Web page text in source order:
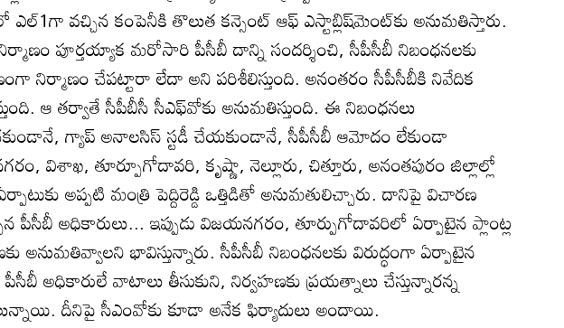
ఎల్‌1గా వచ్చిన కంపెనీకి తొలుత కన్సెంట్‌ ఆఫ్‌ ఎస్టాబ్లిష్‌మెంట్‌కు అనుమతిస్తారు.
పూర్తయ్యాక మరోసారి పీసీబీ దాన్ని సందర్శించి, సీపీసీబీ నిబంధనలకు
నిర్మాణం చేపట్టారా లేదా అని పరిశీలిస్తుంది. అనంతరం సీపీసీబీకి నివేదిక
ఆ తర్వాతే సీపీబీసీ సీఎఫ్‌వోకు అనుమతిస్తుంది. ఈ నిబంధనలు
గ్యాప్‌ అనాలసిస్‌ స్టడీ చేయకుండానే, సీపీసీబీ ఆమోదం లేకుండా
విశాఖ, తూర్పూగోదావరి, కృష్ణా, నెల్లూరు, చిత్తూరు, అనంతపురం జిల్లాల్లో
అప్పటి మంత్రి పెద్దిరెడ్డి ఒత్తిడితో అనుమతులిచ్చారు. దానిపై విచారణ
పీసీబీ అధికారులు... ఇప్పుడు విజయనగరం, తూర్పుగోదావరిలో ఏర్పాటైన ప్లాంట్ల
అనుమతివ్వాలని భావిస్తున్నారు. సీపీసీబీ నిబంధనలకు విరుద్ధంగా ఏర్పాటైన
పీసీబీ అధికారులే వాటాలు తీసుకుని, నిర్వహణకు ప్రయత్నాలు చేస్తున్నారన్న
దీనిపై సీఎంవోకు కూడా అనేక ఫిర్యాదులు అందాయి.